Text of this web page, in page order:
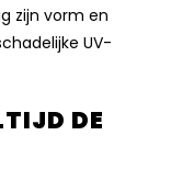
zijn vorm en
UV-
DE